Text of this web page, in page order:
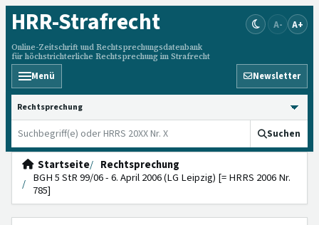
HRR-Strafrecht
Online-Zeitschrift und Rechtsprechungsdatenbank
für höchstrichterliche Rechtsprechung im Strafrecht
A- A+
Menü Newsletter
HRRS durchsuchen
Suchen
Startseite
Rechtsprechung
BGH 5 StR 99/06 - 6. April 2006 (LG Leipzig) [= HRRS 2006 Nr.
785]